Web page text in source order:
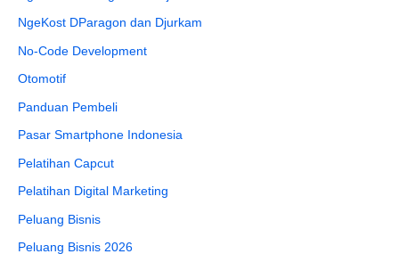
NgeKost DParagon dan Djurkam
No-Code Development
Otomotif
Panduan Pembeli
Pasar Smartphone Indonesia
Pelatihan Capcut
Pelatihan Digital Marketing
Peluang Bisnis
Peluang Bisnis 2026